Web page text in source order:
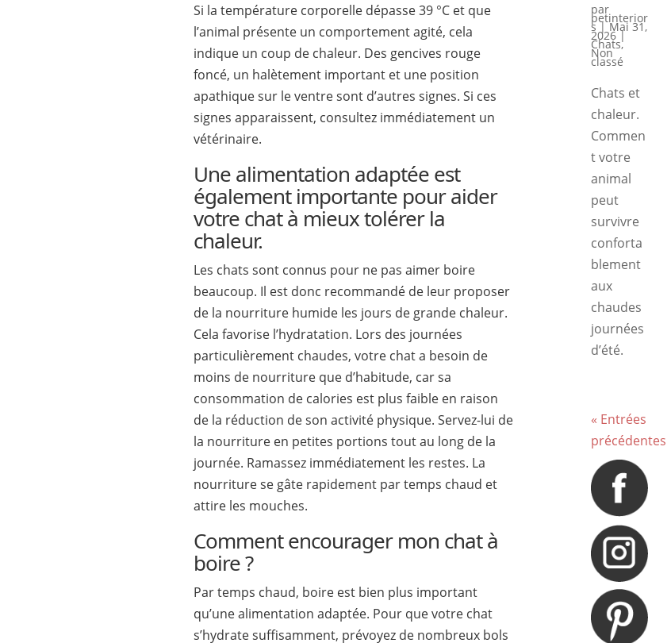
Si la température corporelle dépasse 39 °C et que
l’animal présente un comportement agité, cela
indique un coup de chaleur. Des gencives rouge
foncé, un halètement important et une position
apathique sur le ventre sont d’autres signes. Si ces
signes apparaissent, consultez immédiatement un
vétérinaire.
Une alimentation adaptée est
également importante pour aider
votre chat à mieux tolérer la
chaleur.
Les chats sont connus pour ne pas aimer boire
beaucoup. Il est donc recommandé de leur proposer
de la nourriture humide les jours de grande chaleur.
Cela favorise l’hydratation. Lors des journées
particulièrement chaudes, votre chat a besoin de
moins de nourriture que d’habitude, car sa
consommation de calories est plus faible en raison
de la réduction de son activité physique. Servez-lui de
la nourriture en petites portions tout au long de la
journée. Ramassez immédiatement les restes. La
nourriture se gâte rapidement par temps chaud et
attire les mouches.
Comment encourager mon chat à
boire ?
Par temps chaud, boire est bien plus important
qu’une alimentation adaptée. Pour que votre chat
s’hydrate suffisamment, prévoyez de nombreux bols
par
petinterior
s|Mai 31,
2026|
Chats,
Non
classé
Chats et
chaleur.
Commen
t votre
animal
peut
survivre
conforta
blement
aux
chaudes
journées
d’été.
« Entrées
précédentes